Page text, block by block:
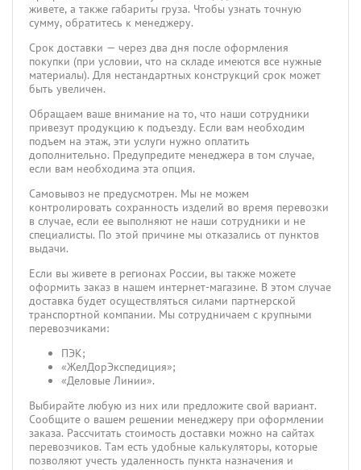
живете, а также габариты груза. Чтобы узнать точную
сумму, обратитесь к менеджеру.
Срок доставки — через два дня после оформления
покупки (при условии, что на складе имеются все нужные
материалы). Для нестандартных конструкций срок может
быть увеличен.
Обращаем ваше внимание на то, что наши сотрудники
привезут продукцию к подъезду. Если вам необходим
подъем на этаж, эти услуги нужно оплатить
дополнительно. Предупредите менеджера в том случае,
если вам необходима эта опция.
Самовывоз не предусмотрен. Мы не можем
контролировать сохранность изделий во время перевозки
в случае, если ее выполняют не наши сотрудники и не
специалисты. По этой причине мы отказались от пунктов
выдачи.
Если вы живете в регионах России, вы также можете
оформить заказ в нашем интернет-магазине. В этом случае
доставка будет осуществляться силами партнерской
транспортной компании. Мы сотрудничаем с крупными
перевозчиками:
ПЭК;
«ЖелДорЭкспедиция»;
«Деловые Линии».
Выбирайте любую из них или предложите свой вариант.
Сообщите о вашем решении менеджеру при оформлении
заказа. Рассчитать стоимость доставки можно на сайтах
перевозчиков. Там есть удобные калькуляторы, которые
позволяют учесть удаленность пункта назначения и